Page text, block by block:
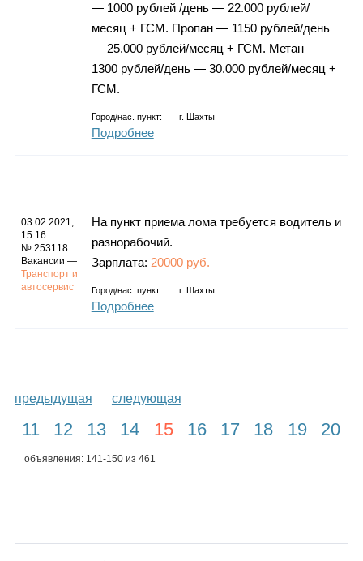
— 1000 рублей /день — 22.000 рублей/
месяц + ГСМ. Пропан — 1150 рублей/день
— 25.000 рублей/месяц + ГСМ. Метан —
1300 рублей/день — 30.000 рублей/месяц +
ГСМ.
Город/нас. пункт: г. Шахты
Подробнее
03.02.2021,
15:16
№ 253118
Вакансии —
Транспорт и
автосервис
На пункт приема лома требуется водитель и
разнорабочий.
Зарплата: 20000 руб.
Город/нас. пункт: г. Шахты
Подробнее
предыдущая следующая
11 12 13 14 15 16 17 18 19 20
объявления: 141-150 из 461